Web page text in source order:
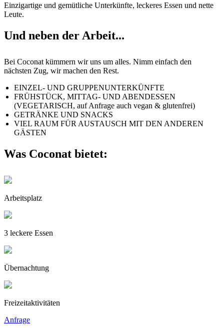
Einzigartige und gemütliche Unterkünfte, leckeres Essen und nette
Leute.
Und neben der Arbeit...
Bei Coconat kümmern wir uns um alles. Nimm einfach den
nächsten Zug, wir machen den Rest.
EINZEL- UND GRUPPENUNTERKÜNFTE
FRÜHSTÜCK, MITTAG- UND ABENDESSEN
(VEGETARISCH, auf Anfrage auch vegan & glutenfrei)
GETRÄNKE UND SNACKS
VIEL RAUM FÜR AUSTAUSCH MIT DEN ANDEREN
GÄSTEN
Was Coconat bietet:
Arbeitsplatz
3 leckere Essen
Übernachtung
Freizeitaktivitäten
Anfrage